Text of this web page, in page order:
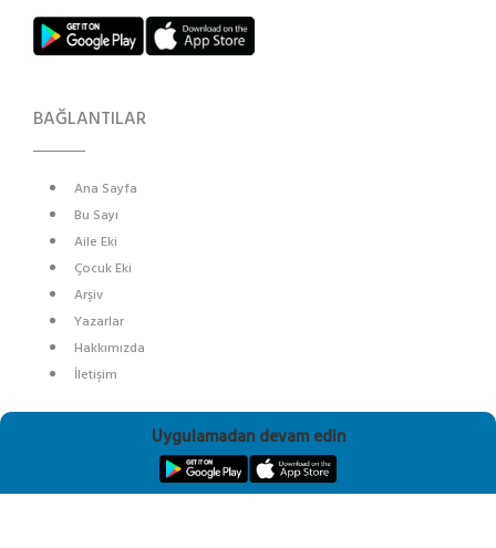
BAĞLANTILAR
Ana Sayfa
Bu Sayı
Aile Eki
Çocuk Eki
Arşiv
Yazarlar
Hakkımızda
İletişim
SOSYAL MEDYA
Uygulamadan devam edin